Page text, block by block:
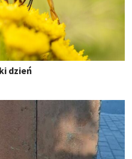
dzień